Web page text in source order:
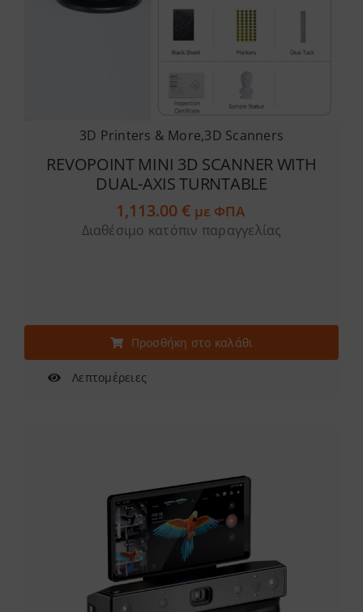
3D Printers & More,3D Scanners
REVOPOINT MINI 3D SCANNER WITH
DUAL-AXIS TURNTABLE
1,113.00€ με ΦΠΑ
Διαθέσιμο κατόπιν παραγγελίας
Προσθήκη στο καλάθι
Λεπτομέρειες